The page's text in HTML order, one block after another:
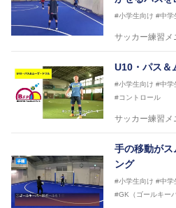
#小学生向け #中学
サッカー練習メ
U10・パス＆
#小学生向け #中学
#コントロール
サッカー練習メ
手の移動がス
ング
#小学生向け #中学
#GK（ゴールキーパ